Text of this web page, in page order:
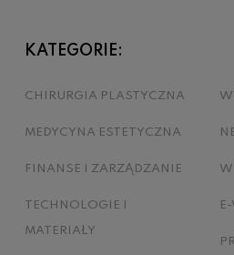
KATEGORIE:
CHIRURGIA PLASTYCZNA
MEDYCYNA ESTETYCZNA
FINANSE I ZARZĄDZANIE
TECHNOLOGIE I
MATERIAŁY